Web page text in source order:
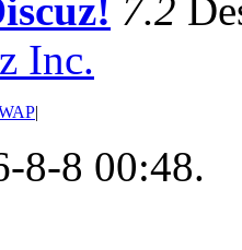
7.2
Inc.
|
8-8 00:48.